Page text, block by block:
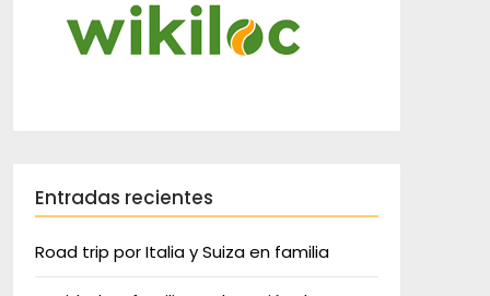
Entradas recientes
Road trip por Italia y Suiza en familia